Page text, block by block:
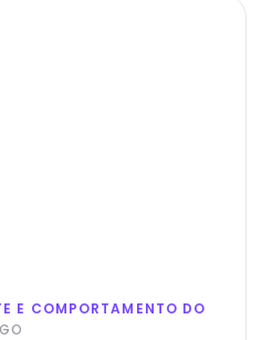
E COMPORTAMENTO DO